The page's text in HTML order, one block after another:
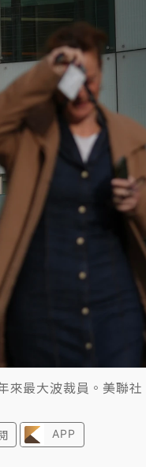
蔡英文成關鍵
？
來最大波裁員。美聯社
APP